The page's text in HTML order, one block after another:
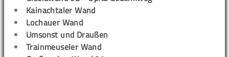
Kainachtaler Wand
Lochauer Wand
Umsonst und Draußen
Trainmeuseler Wand